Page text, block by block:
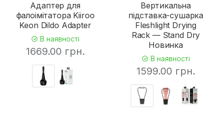
Адаптер для
фалоімітатора Kiiroo
Keon Dildo Adapter
В наявності
1669.00 грн.
Вертикальна
підставка-сушарка
Fleshlight Drying
Rack — Stand Dry
Новинка
В наявності
1599.00 грн.